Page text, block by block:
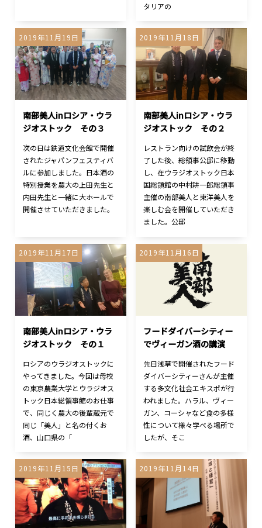
タリアの
2019年11月19日
南部美人inロシア・ウラ
ジオストック その３
次の日は鉄道文化会館で開催
されたジャパンフェスティバ
ルに参加しました。日本酒の
特別授業を農大の上田先生と
内田先生と一緒に大ホールで
開催させていただきました。
2019年11月18日
南部美人inロシア・ウラ
ジオストック その２
レストラン向けの試飲会が終
了した後、総領事公邸に移動
し、在ウラジオストック日本
国総領館の中村耕一郎総領事
主催の南部美人と東洋美人を
楽しむ会を開催していただき
ました。公邸
2019年11月17日
南部美人inロシア・ウラ
ジオストック その１
ロシアのウラジオストックに
やってきました。今回は母校
の東京農業大学とウラジオス
トック日本総領事館のお仕事
で、同じく農大の後輩蔵元で
同じ「美人」と名の付くお
酒、山口県の「
2019年11月16日
フードダイバーシティー
でヴィーガン酒の講演
先日浅草で開催されたフード
ダイバーシティーさんが主催
する多文化社会エキスポが行
われました。ハラル、ヴィー
ガン、コーシャなど食の多様
性について様々学べる場所で
したが、そこ
2019年11月15日 2019年11月14日